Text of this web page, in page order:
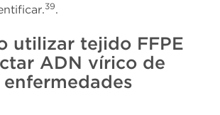
39.
utilizar tejido FFPE
ADN vírico de